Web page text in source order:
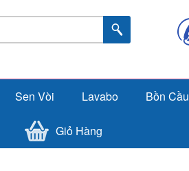
Sen Vòi Lavabo Bồn Cầu
Giỏ Hàng